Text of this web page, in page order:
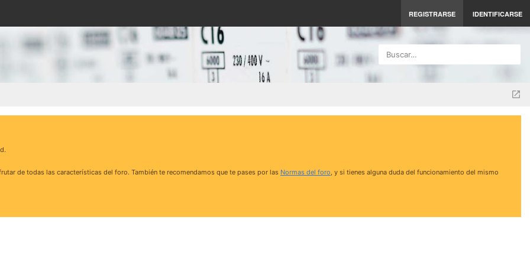
REGISTRARSE IDENTIFICARSE
Buscar…
de todas las características del foro. También te recomendamos que te pases por las Normas del foro, y si tienes alguna duda del funcionamiento del mismo